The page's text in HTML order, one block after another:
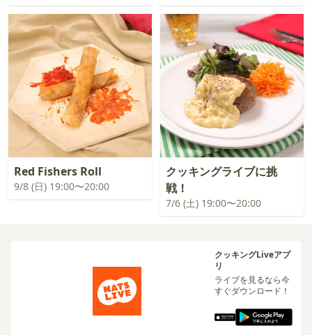
Red Fishers Roll
9/8 (日) 19:00〜20:00
クッキングライブに挑
戦！
7/6 (土) 19:00〜20:00
クッキングLiveアプ
リ
ライブを見るなら今
すぐダウンロード！